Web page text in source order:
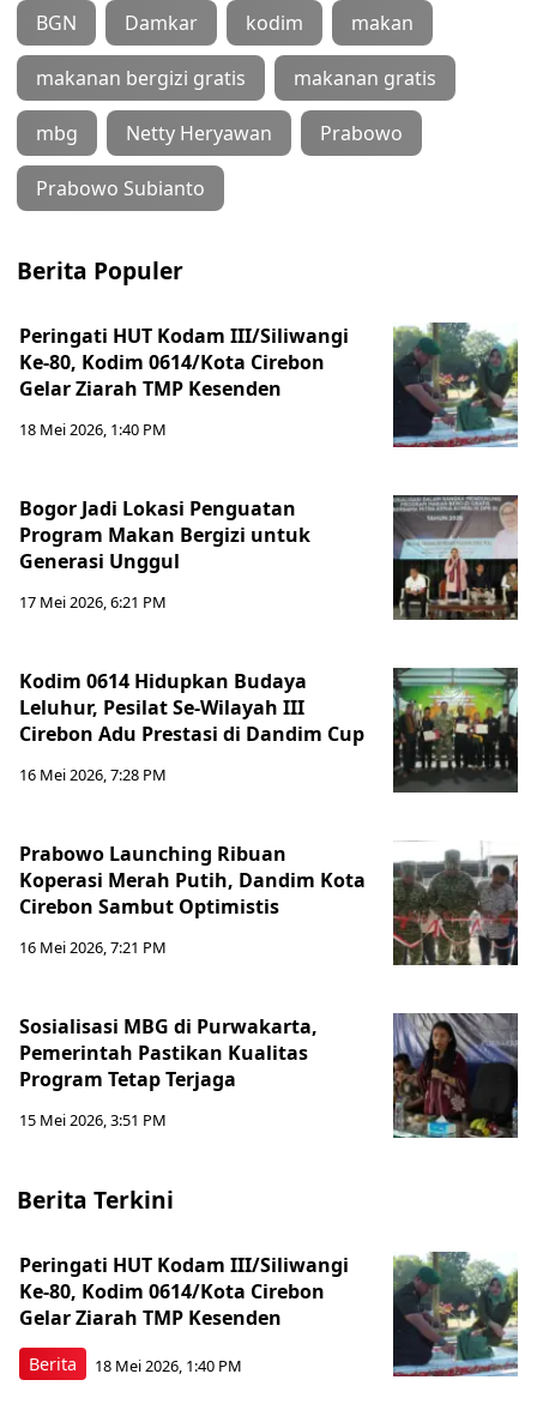
BGN Damkar kodim makan
makanan bergizi gratis makanan gratis
mbg Netty Heryawan Prabowo
Prabowo Subianto
Berita Populer
Peringati HUT Kodam III/Siliwangi
Ke-80, Kodim 0614/Kota Cirebon
Gelar Ziarah TMP Kesenden
18 Mei 2026, 1:40 PM
Bogor Jadi Lokasi Penguatan
Program Makan Bergizi untuk
Generasi Unggul
17 Mei 2026, 6:21 PM
Kodim 0614 Hidupkan Budaya
Leluhur, Pesilat Se-Wilayah III
Cirebon Adu Prestasi di Dandim Cup
16 Mei 2026, 7:28 PM
Prabowo Launching Ribuan
Koperasi Merah Putih, Dandim Kota
Cirebon Sambut Optimistis
16 Mei 2026, 7:21 PM
Sosialisasi MBG di Purwakarta,
Pemerintah Pastikan Kualitas
Program Tetap Terjaga
15 Mei 2026, 3:51 PM
Berita Terkini
Berita
Peringati HUT Kodam III/Siliwangi
Ke-80, Kodim 0614/Kota Cirebon
Gelar Ziarah TMP Kesenden
18 Mei 2026, 1:40 PM